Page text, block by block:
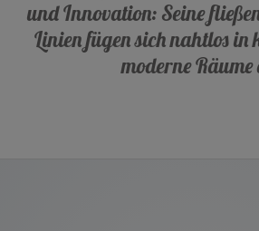
und Innovation: Seine
Linien fügen sich nahtlos in
moderne Räume